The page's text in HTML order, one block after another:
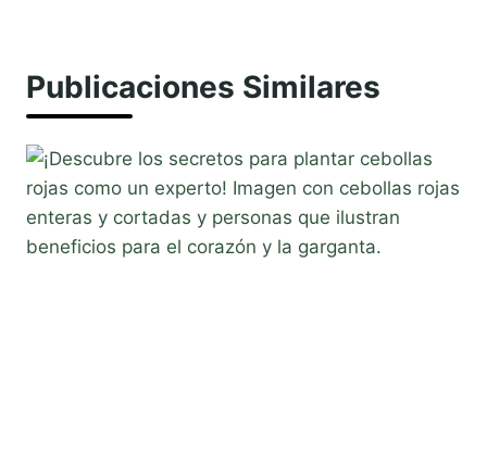
Publicaciones Similares